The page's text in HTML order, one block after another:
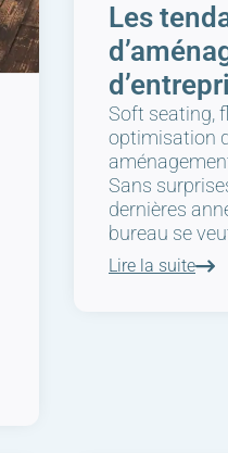
Les
Soft seating,
optimisation
Sans
dernières
bureau se
Lire la suite